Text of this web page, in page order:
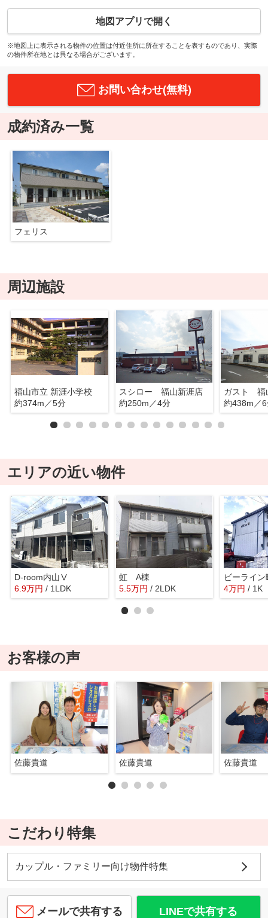
地図アプリで開く
※地図上に表示される物件の位置は付近住所に所在することを表すものであり、実際
の物件所在地とは異なる場合がございます。
お問い合わせ(無料)
成約済み一覧
フェリス
周辺施設
福山市立 新涯小学校
約374m／5分
スシロー 福山新涯店
約250m／4分
ガスト 福
約438m／
エリアの近い物件
D-room内山Ⅴ
6.9万円 / 1LDK
虹 A棟
5.5万円 / 2LDK
ビーライン
4万円 / 1K
お客様の声
佐藤貴道 佐藤貴道 佐藤貴道
こだわり特集
カップル・ファミリー向け物件特集
メールで共有する LINEで共有する